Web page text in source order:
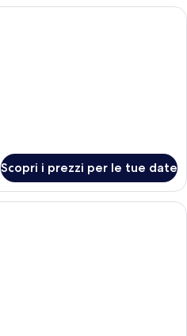
Un letto rifatto con un cuscino
Scopri i prezzi per le tue date
Una camera d'albergo con